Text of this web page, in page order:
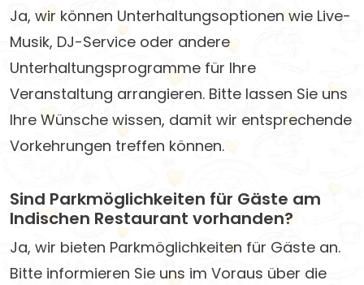
Ja, wir können Unterhaltungsoptionen wie Live-
Musik, DJ-Service oder andere
Unterhaltungsprogramme für Ihre
Veranstaltung arrangieren. Bitte lassen Sie uns
Ihre Wünsche wissen, damit wir entsprechende
Vorkehrungen treffen können.
Sind Parkmöglichkeiten für Gäste am
Indischen Restaurant vorhanden?
Ja, wir bieten Parkmöglichkeiten für Gäste an.
Bitte informieren Sie uns im Voraus über die